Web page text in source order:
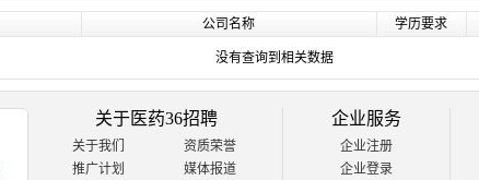
公司名称 学历要求
没有查询到相关数据
关于医药36招聘
关于我们
资质荣誉
推广计划
媒体报道
企业服务
企业注册
企业登录